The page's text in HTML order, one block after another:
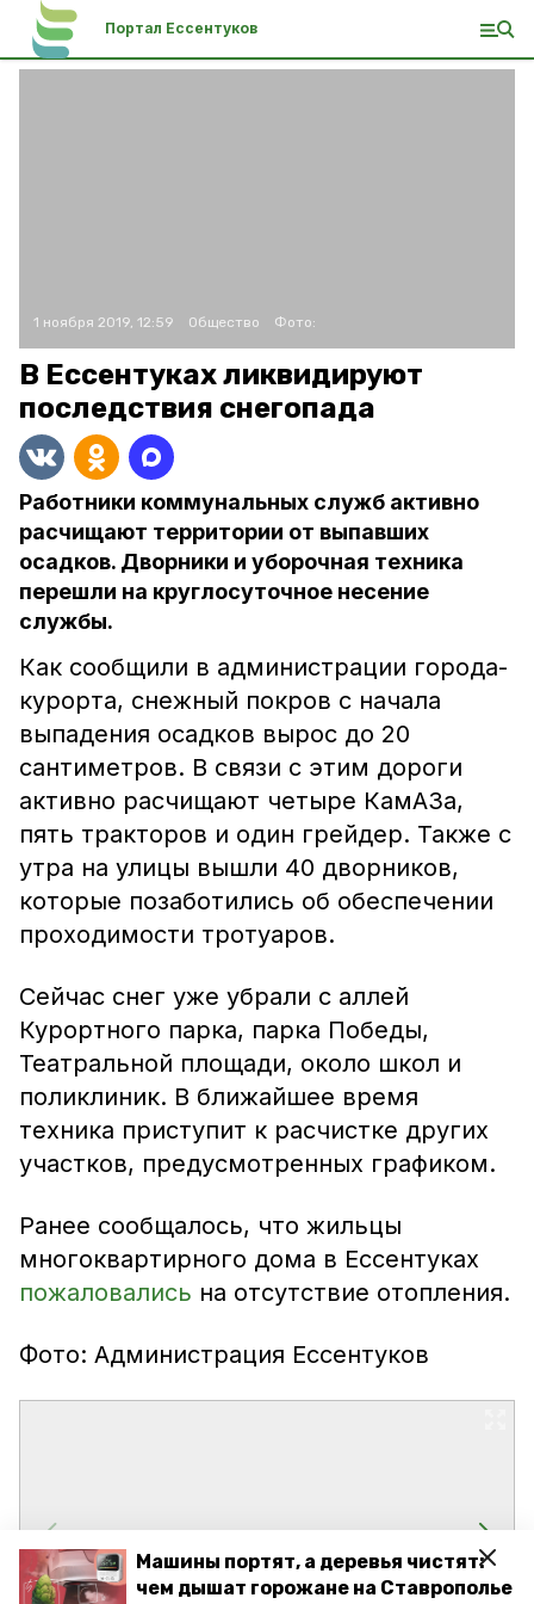
Машины портят, а деревья чистят:
чем дышат горожане на Ставрополье
Портал Ессентуков
1 ноября 2019, 12:59 Общество Фото:
В Ессентуках ликвидируют
последствия снегопада
Работники коммунальных служб активно
расчищают территории от выпавших
осадков. Дворники и уборочная техника
перешли на круглосуточное несение
службы.
Как сообщили в администрации города-
курорта, снежный покров с начала
выпадения осадков вырос до 20
сантиметров. В связи с этим дороги
активно расчищают четыре КамАЗа,
пять тракторов и один грейдер. Также с
утра на улицы вышли 40 дворников,
которые позаботились об обеспечении
проходимости тротуаров.
Сейчас снег уже убрали с аллей
Курортного парка, парка Победы,
Театральной площади, около школ и
поликлиник. В ближайшее время
техника приступит к расчистке других
участков, предусмотренных графиком.
Ранее сообщалось, что жильцы
многоквартирного дома в Ессентуках
пожаловались на отсутствие отопления.
Фото: Администрация Ессентуков